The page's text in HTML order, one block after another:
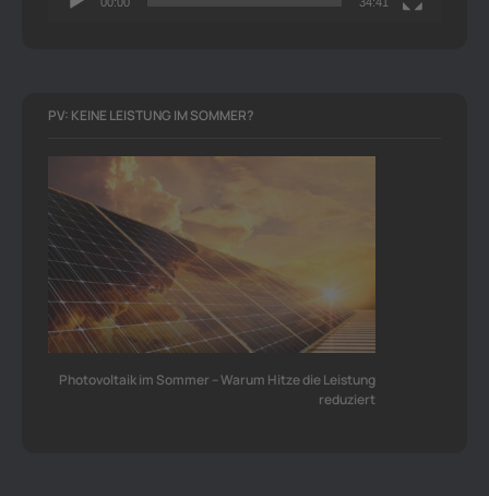
PV: KEINE LEISTUNG IM SOMMER?
Photovoltaik im Sommer – Warum Hitze die Leistung
reduziert